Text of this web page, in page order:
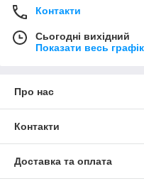
Контакти
Сьогодні вихідний
Показати весь
Про нас
Контакти
Доставка та оплата